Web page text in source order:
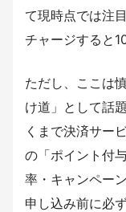
て現時点では注
チャージすると
ただし、ここは
け道」として話
くまで決済サー
の「ポイント付
率・キャンペー
申し込み前に必